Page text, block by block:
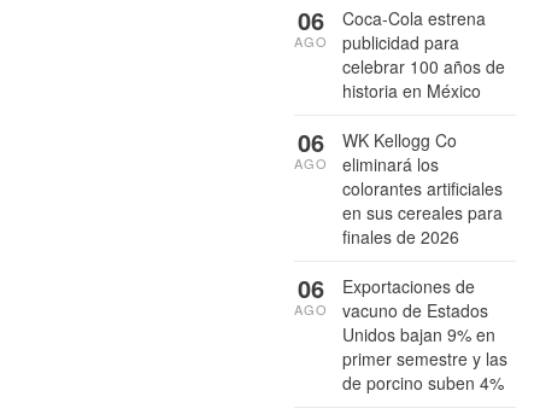
Coca-Cola estrena
publicidad para
celebrar 100 años de
historia en México
06
AGO
WK Kellogg Co
eliminará los
colorantes artificiales
en sus cereales para
finales de 2026
06
AGO
Exportaciones de
vacuno de Estados
Unidos bajan 9% en
primer semestre y las
de porcino suben 4%
06
AGO